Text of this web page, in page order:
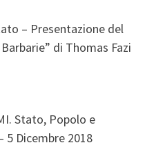
– Presentazione del
di Thomas Fazi
Stato, Popolo e
Dicembre 2018